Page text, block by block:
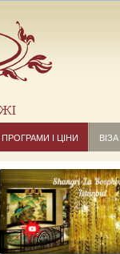
ПРОГРАМИ І ЦІНИ ВІЗА